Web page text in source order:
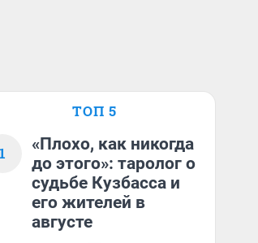
ТОП 5
1
«Плохо, как никогда
до этого»: таролог о
судьбе Кузбасса и
его жителей в
августе